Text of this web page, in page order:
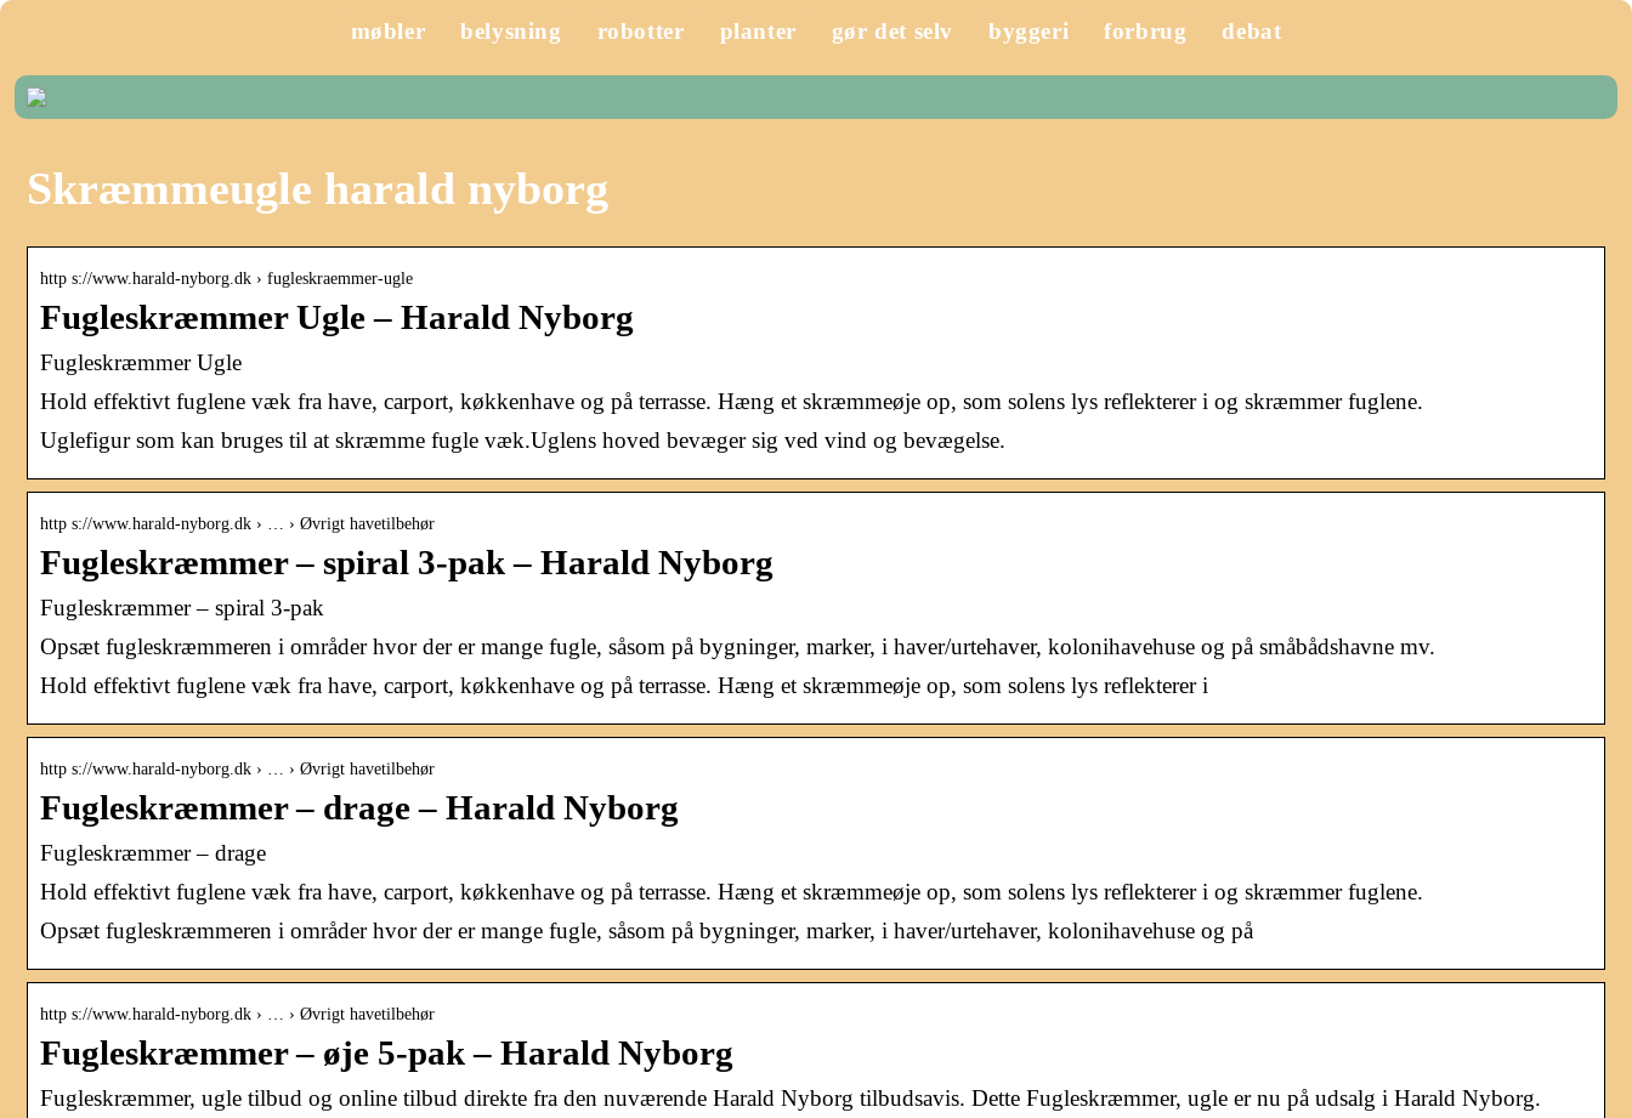
møbler belysning robotter planter gør det selv byggeri forbrug debat
Skræmmeugle harald nyborg
http s://www.harald-nyborg.dk › fugleskraemmer-ugle
Fugleskræmmer Ugle – Harald Nyborg
Fugleskræmmer Ugle
Hold effektivt fuglene væk fra have, carport, køkkenhave og på terrasse. Hæng et skræmmeøje op, som solens lys reflekterer i og skræmmer fuglene.
Uglefigur som kan bruges til at skræmme fugle væk.Uglens hoved bevæger sig ved vind og bevægelse.
http s://www.harald-nyborg.dk › … › Øvrigt havetilbehør
Fugleskræmmer – spiral 3-pak – Harald Nyborg
Fugleskræmmer – spiral 3-pak
Opsæt fugleskræmmeren i områder hvor der er mange fugle, såsom på bygninger, marker, i haver/urtehaver, kolonihavehuse og på småbådshavne mv.
Hold effektivt fuglene væk fra have, carport, køkkenhave og på terrasse. Hæng et skræmmeøje op, som solens lys reflekterer i
http s://www.harald-nyborg.dk › … › Øvrigt havetilbehør
Fugleskræmmer – drage – Harald Nyborg
Fugleskræmmer – drage
Hold effektivt fuglene væk fra have, carport, køkkenhave og på terrasse. Hæng et skræmmeøje op, som solens lys reflekterer i og skræmmer fuglene.
Opsæt fugleskræmmeren i områder hvor der er mange fugle, såsom på bygninger, marker, i haver/urtehaver, kolonihavehuse og på
http s://www.harald-nyborg.dk › … › Øvrigt havetilbehør
Fugleskræmmer – øje 5-pak – Harald Nyborg
Fugleskræmmer, ugle tilbud og online tilbud direkte fra den nuværende Harald Nyborg tilbudsavis. Dette Fugleskræmmer, ugle er nu på udsalg i Harald Nyborg.